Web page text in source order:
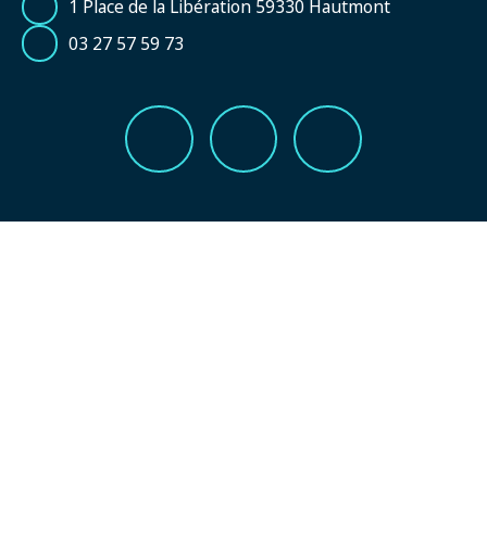
1 Place de la Libération 59330 Hautmont
03 27 57 59 73